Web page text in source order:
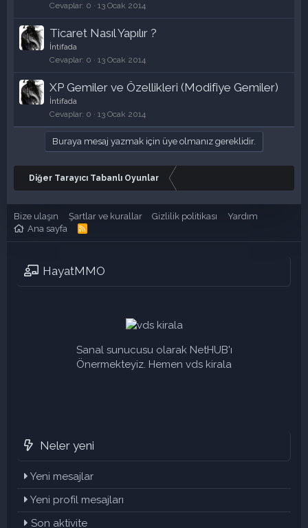
Cevaplar 0 13 Ocak 2014
Ticaret Nasıl Yapılır ?
İntifada
Cevaplar 0 13 Ocak 2014
XP Gemiler ve Özellikleri (Modifiye Gemiler)
İntifada
Cevaplar 0 13 Ocak 2014
Buraya mesaj yazmak için üye olmanız gereklidir.
Diğer Tarayıcı Tabanlı Oyunlar
Bize ulaşın Şartlar ve kurallar Gizlilik politikası
Yardım
Ana sayfa
R
HayatMMO
Sanal sunucusu olarak NetHUB'ı
Önermekteyiz. Hemen vds kirala
Neler yeni
Yeni mesajlar
Yeni profil mesajları
Son aktivite